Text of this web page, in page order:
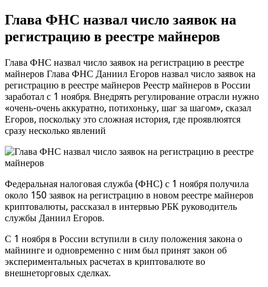
Глава ФНС назвал число заявок на
регистрацию в реестре майнеров
Глава ФНС назвал число заявок на регистрацию в реестре
майнеров Глава ФНС Даниил Егоров назвал число заявок на
регистрацию в реестре майнеров Реестр майнеров в России
заработал с 1 ноября. Внедрять регулирование отрасли нужно
«очень-очень аккуратно, потихоньку, шаг за шагом», сказал
Егоров, поскольку это сложная история, где проявлюятся
сразу несколько явлений
Федеральная налоговая служба (ФНС) с 1 ноября получила
около 150 заявок на регистрацию в новом реестре майнеров
криптовалюты, рассказал в интервью РБК руководитель
службы Даниил Егоров.
С 1 ноября в России вступили в силу положения закона о
майнинге и одновременно с ним был принят закон об
экспериментальных расчетах в криптовалюте во
внешнеторговых сделках.